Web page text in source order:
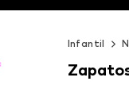
Infantil